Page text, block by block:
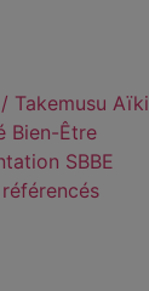
Takemusu Aïki
Bien-Être
SBBE